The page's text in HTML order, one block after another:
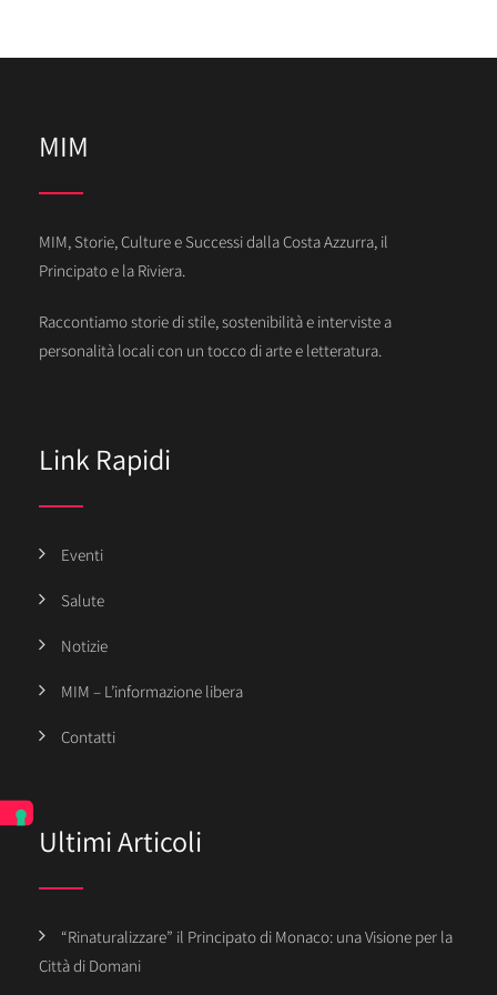
MIM
MIM, Storie, Culture e Successi dalla Costa Azzurra, il
Principato e la Riviera.
Raccontiamo storie di stile, sostenibilità e interviste a
personalità locali con un tocco di arte e letteratura.
Link Rapidi
Eventi
Salute
Notizie
MIM – L’informazione libera
Contatti
Ultimi Articoli
“Rinaturalizzare” il Principato di Monaco: una Visione per la
Città di Domani